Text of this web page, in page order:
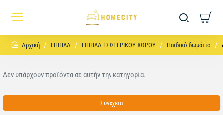
homeΕΠΙΠΛΑ ΕΠΙΠΛΑ ΕΣΩΤΕΡΙΚΟΥ ΧΩΡΟΥ Παιδικό δωμάτιο
Δεν υπάρχουν προϊόντα σε αυτήν την κατηγορία.
Συνέχεια